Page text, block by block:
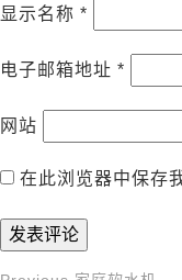
显示名称 *
电子邮箱地址 *
网站
在此浏览器中保存